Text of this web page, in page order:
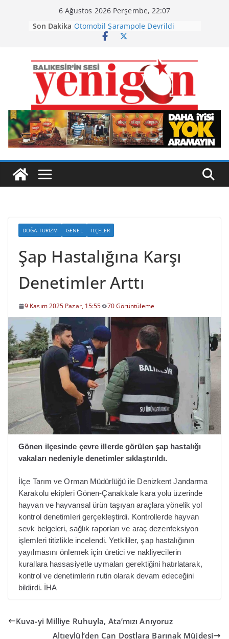
6 Ağustos 2026 Perşembe, 22:07
Son Dakika Otomobil Şarampole Devrildi
Büyükşehir’den Kepsut’a Yatırım
Burhaniye’de Ot Yangını
Havran Siyah İncirinde Hasat
Başladı
DOĞA-TURIZM GENEL İLÇELER
Şap Hastalığına Karşı
Denetimler Arttı
9 Kasım 2025 Pazar, 15:55 70 Görüntüleme
Gönen ilçesinde çevre illerde görülen şap hastalığı
vakaları nedeniyle denetimler sıklaştırıldı.
İlçe Tarım ve Orman Müdürlüğü ile Denizkent Jandarma
Karakolu ekipleri Gönen-Çanakkale kara yolu üzerinde
hayvan ve hayvansal ürün taşıyan araçlara yönelik yol
kontrol denetimleri gerçekleştirdi. Kontrollerde hayvan
sevk belgeleri, sağlık raporları ve araç dezenfeksiyon
işlemleri titizlikle incelendi. Yetkililer, şap hastalığının
yayılmasını önlemek için üretici ve nakliyecilerin
kurallara hassasiyetle uymaları gerektiğini hatırlatarak,
kontrol ve denetimlerin rutin olarak devam edeceğini
bildirdi. İHA
Kuva-yi Milliye Ruhuyla, Ata’mızı Anıyoruz
Altıeylül’den Can Dostlara Barınak Müjdesi